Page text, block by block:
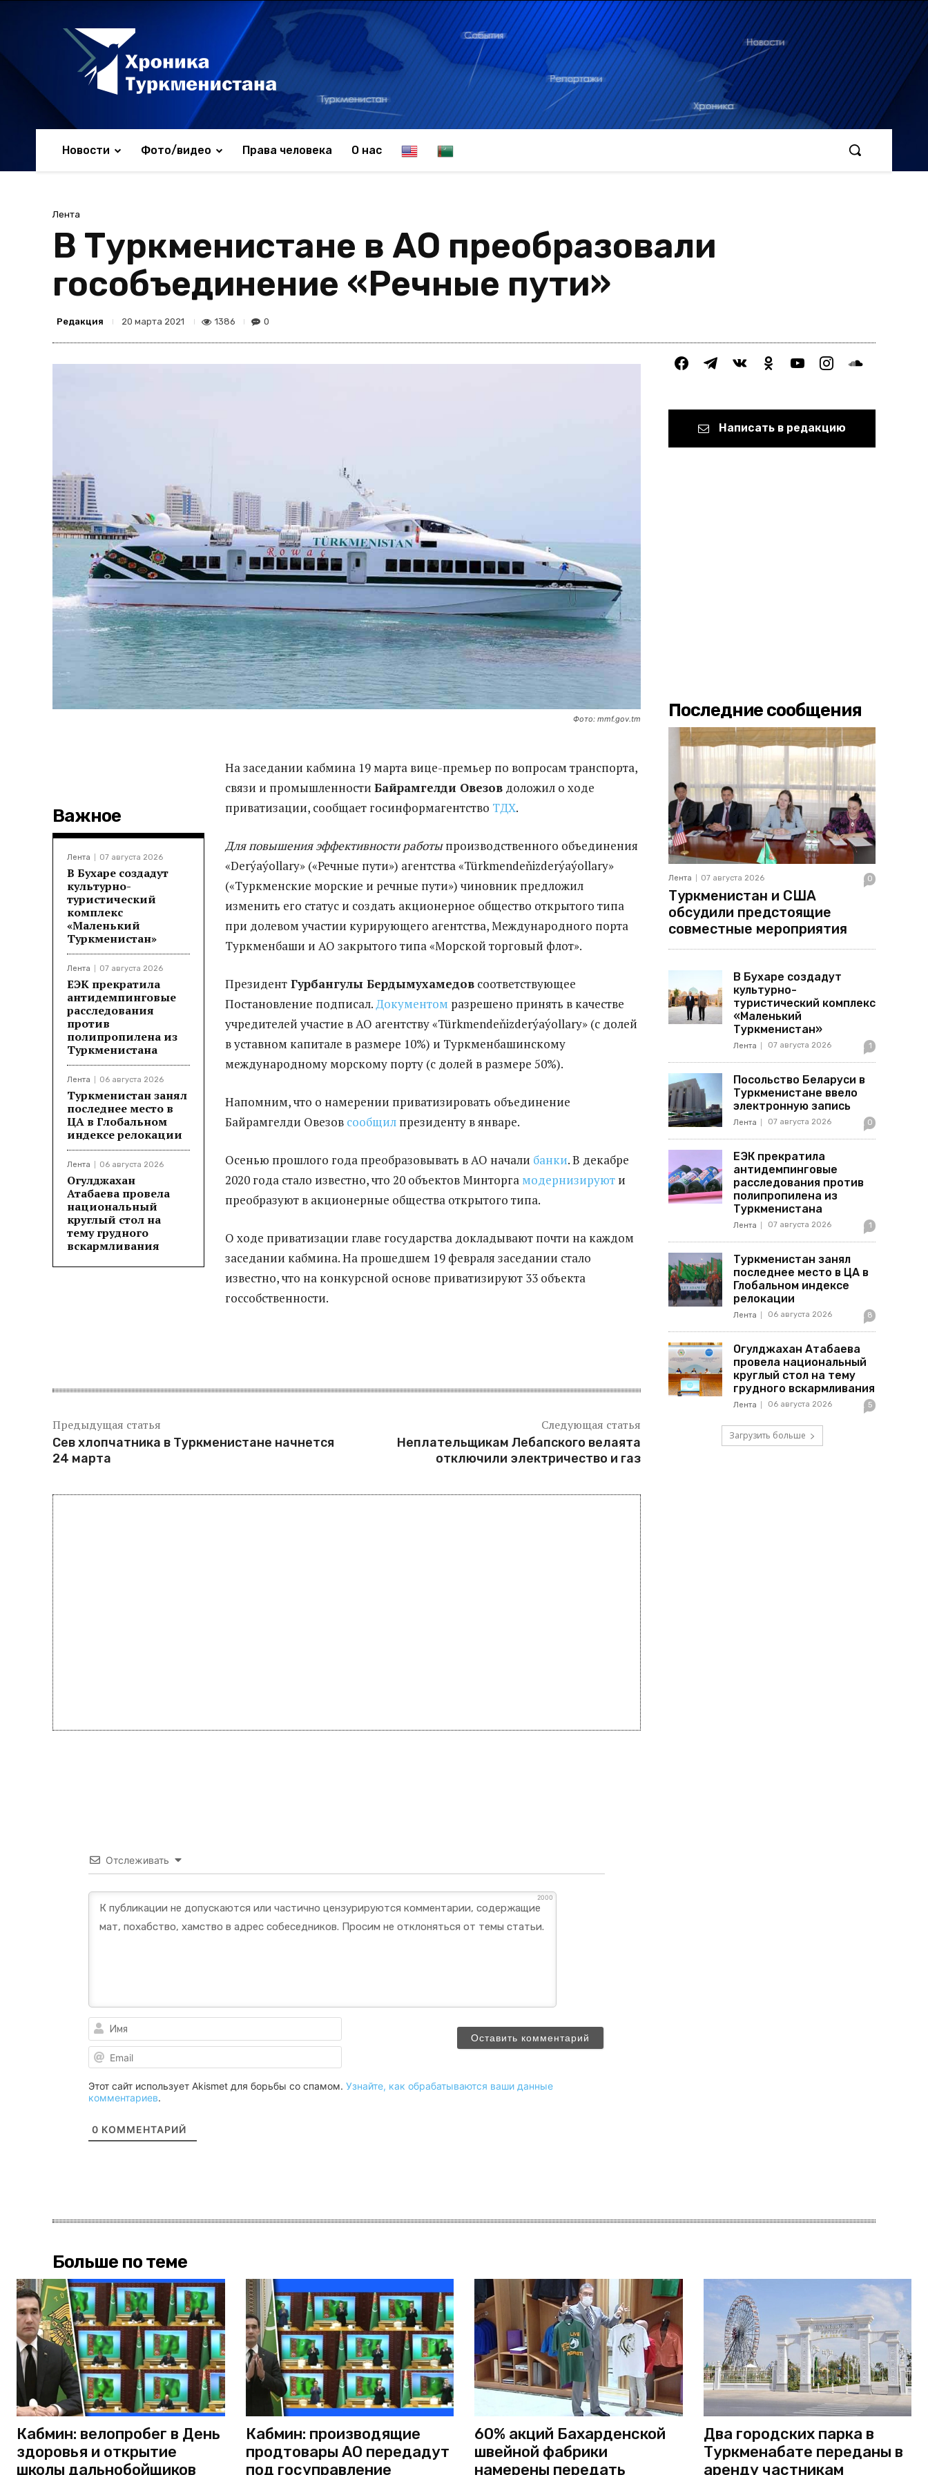
Новости Фото/видео Права человека О нас E
g
l
T
k
Лента
В Туркменистане в АО преобразовали
гособъединение «Речные пути»
Редакция 20 марта 2021 1386 0
Фото: mmf.gov.tm
Важное
Лента 07 августа 2026
В Бухаре создадут
культурно-
туристический
комплекс
«Маленький
Туркменистан»
Лента 07 августа 2026
ЕЭК прекратила
антидемпинговые
расследования
против
полипропилена из
Туркменистана
Лента 06 августа 2026
Туркменистан занял
последнее место в
ЦА в Глобальном
индексе релокации
Лента 06 августа 2026
Огулджахан
Атабаева провела
национальный
круглый стол на
тему грудного
вскармливания
На заседании кабмина 19 марта вице-премьер по вопросам транспорта,
связи и промышленности Байрамгелди Овезов доложил о ходе
приватизации, сообщает госинформагентство ТДХ.
Для повышения эффективности работыпроизводственного объединения
«Derýaýollary» («Речные пути») агентства «Türkmendeňizderýaýollary»
(«Туркменские морские и речные пути») чиновник предложил
изменить его статус и создать акционерное общество открытого типа
при долевом участии курирующего агентства, Международного порта
Туркменбаши и АО закрытого типа «Морской торговый флот».
Президент Гурбангулы Бердымухамедов соответствующее
Постановление подписал.Документом разрешено принять в качестве
учредителей участие в АО агентству «Türkmendeňizderýaýollary» (с долей
в уставном капитале в размере 10%) и Туркменбашинскому
международному морскому порту (с долей в размере 50%).
Напомним, что о намерении приватизировать объединение
Байрамгелди Овезов сообщил президенту в январе.
Осенью прошлого года преобразовывать в АО начали банки. В декабре
2020 года стало известно, что 20 объектов Минторга модернизируют и
преобразуют в акционерные общества открытого типа.
О ходе приватизации главе государства докладывают почти на каждом
заседании кабмина. На прошедшем 19 февраля заседании стало
известно, что на конкурсной основе приватизируют 33 объекта
госсобственности.
Предыдущая статья
Сев хлопчатника в Туркменистане начнется
24 марта
Следующая статья
Неплательщикам Лебапского велаята
отключили электричество и газ
Отслеживать
2000
Этот сайт использует Akismet для борьбы со спамом. Узнайте, как обрабатываются ваши данные
комментариев.
0 КОММЕНТАРИЙ
facebooktelegramvkontakteodnoklassniki
youtubeinstagramsoundcloud
Написать в редакцию
Последние сообщения
Лента 07 августа 2026 0
Туркменистан и США
обсудили предстоящие
совместные мероприятия
В Бухаре создадут
культурно-
туристический комплекс
«Маленький
Туркменистан»
Лента 07 августа 2026 1
Посольство Беларуси в
Туркменистане ввело
электронную запись
Лента 07 августа 2026 0
ЕЭК прекратила
антидемпинговые
расследования против
полипропилена из
Туркменистана
Лента 07 августа 2026 1
Туркменистан занял
последнее место в ЦА в
Глобальном индексе
релокации
Лента 06 августа 2026 8
Огулджахан Атабаева
провела национальный
круглый стол на тему
грудного вскармливания
Лента 06 августа 2026 5
Загрузить больше
Больше по теме
Кабмин: велопробег в День
здоровья и открытие
школы дальнобойщиков
Кабмин: производящие
продтовары АО передадут
под госуправление
60% акций Бахарденской
швейной фабрики
намерены передать
Два городских парка в
Туркменабате переданы в
аренду частникам